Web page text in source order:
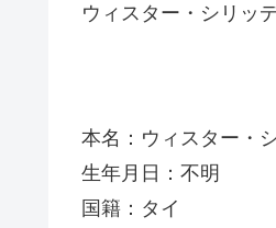
ウィスター・シリッ
本名：ウィスター・
生年月日：不明
国籍：タイ